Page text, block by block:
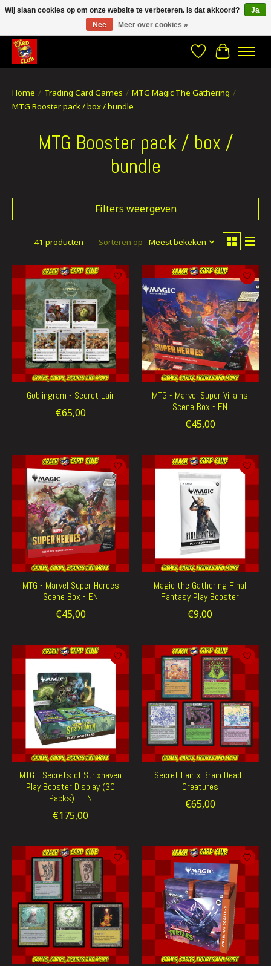
CRACH CARD CLUB , The best place to Geek out!
Verlanglijst
Home / Trading Card Games / MTG Magic The Gathering /
MTG Booster pack / box / bundle
MTG Booster pack / box /
bundle
Filters weergeven
41 producten Sorteren op Meest bekeken
Goblingram - Secret Lair
€65,00
MTG - Marvel Super Villains
Scene Box - EN
€45,00
MTG - Marvel Super Heroes
Scene Box - EN
€45,00
Magic the Gathering Final
Fantasy Play Booster
€9,00
MTG - Secrets of Strixhaven
Play Booster Display (30
Packs) - EN
€175,00
Secret Lair x Brain Dead :
Creatures
€65,00
Wij slaan cookies op om onze website te verbeteren. Is dat akkoord?
Ja
Nee
Meer over cookies »